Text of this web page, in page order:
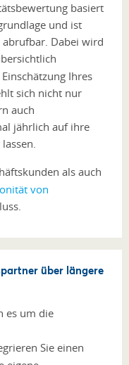
basiert
und ist
Dabei wird
Ihres
sich nicht nur
auch
jährlich auf ihre
als auch
von
über längere
es um die
Sie einen